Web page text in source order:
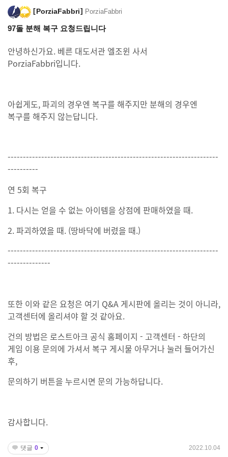
PorziaFabbri PorziaFabbri
97돌 분해 복구 요청드립니다
안녕하신가요. 베른 대도서관 엘조윈 사서
PorziaFabbri입니다.
아쉽게도, 파괴의 경우엔 복구를 해주지만 분해의 경우엔
복구를 해주지 않는답니다.
---------------------------------------------------------------------
----------
연 5회 복구
1. 다시는 얻을 수 없는 아이템을 상점에 판매하였을 때.
2. 파괴하였을 때. (땅바닥에 버렸을 때.)
---------------------------------------------------------------------
--------------
또한 이와 같은 요청은 여기 Q&A 게시판에 올리는 것이 아니라,
고객센터에 올리셔야 할 것 같아요.
건의 방법은 로스트아크 공식 홈페이지 - 고객센터 - 하단의
게임 이용 문의에 가셔서 복구 게시물 아무거나 눌러 들어가신
후,
문의하기 버튼을 누르시면 문의 가능하답니다.
감사합니다.
2022.10.04
댓글 0